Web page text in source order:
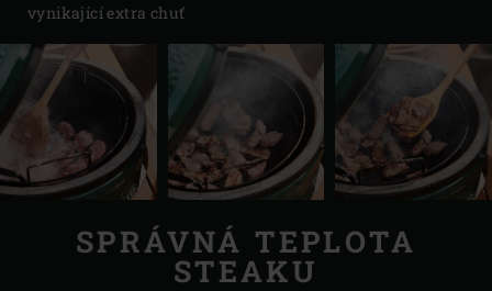
vynikající extra chuť
SPRÁVNÁ TEPLOTA
STEAKU